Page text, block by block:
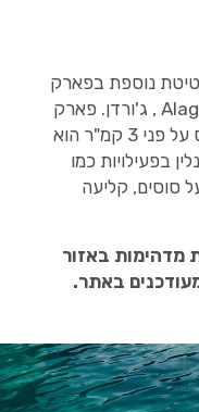
נוספת בפארק
ההרפתקאות של גימארס ב Alaguisoc , ג'ורדן. פארק
ההרפתקאות של גימארס המתפרס על פני 3 קמ"ר הוא
בפעילויות כמו
סוסים, קליעה
מדהימות באזור
באתר.